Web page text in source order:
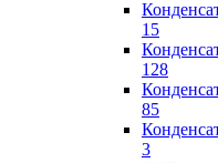
15
128
85
3